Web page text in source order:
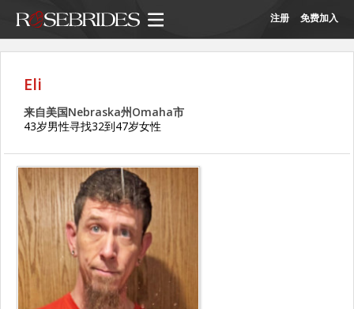
注册 免费加入
Eli
来自美国Nebraska州Omaha市
43岁男性寻找32到47岁女性